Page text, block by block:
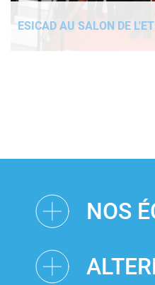
ESICAD AU SALON DE
NOS